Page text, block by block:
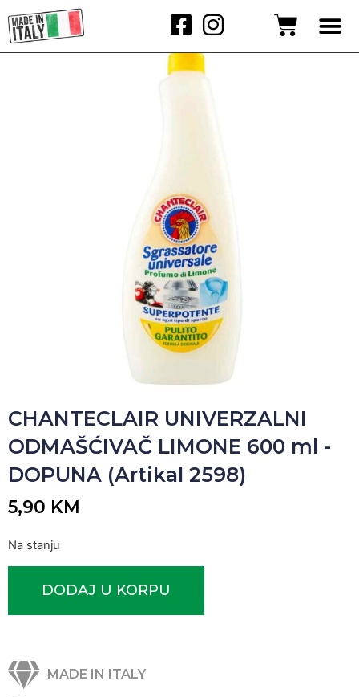
CHANTECLAIR UNIVERZALNI
ODMAŠĆIVAČ LIMONE 600 ml -
DOPUNA (Artikal 2598)
5,90 KM
Na stanju
DODAJ U KORPU
MADE IN ITALY